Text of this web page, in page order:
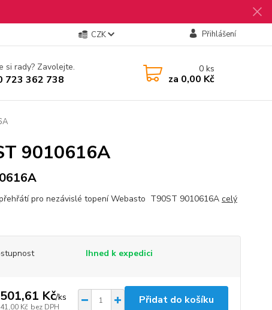
CZK Přihlášení
si rady? Zavolejte.
723 362 738
0ks
za 0,00 Kč
9010616A
pro nezávislé topení Webasto T90ST 9010616A celý
Ihned k expedici
Kč/ks
Kč bez DPH
Přidat do košíku